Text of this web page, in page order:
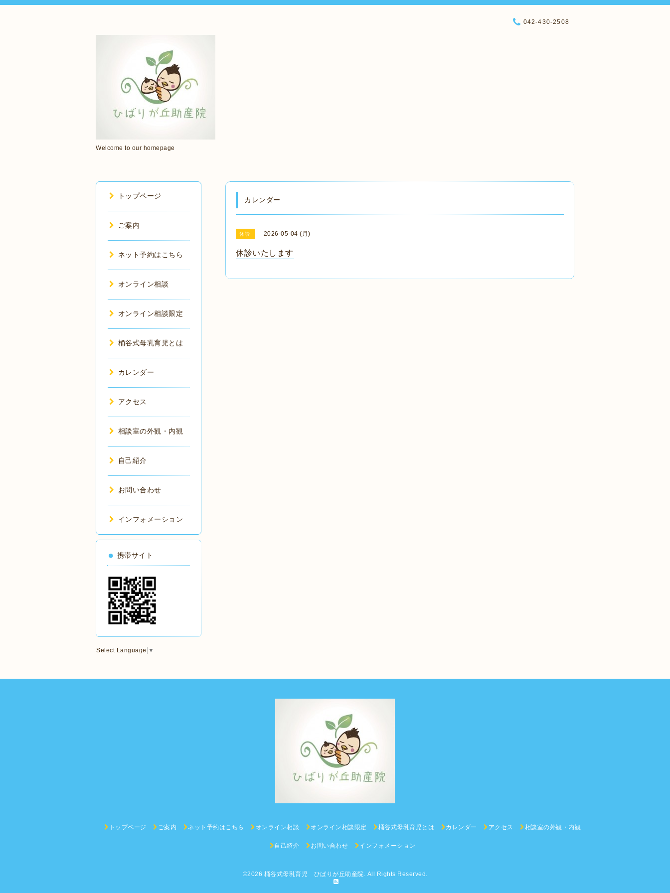
Welcome to our homepage
042-430-2508
カレンダー
休診 2026-05-04 (月)
休診いたします
トップページ
ご案内
ネット予約はこちら
オンライン相談
オンライン相談限定
桶谷式母乳育児とは
カレンダー
アクセス
相談室の外観・内観
自己紹介
お問い合わせ
インフォメーション
携帯サイト
Select Language ▼
トップページ ご案内 ネット予約はこちら オンライン相談 オンライン相談限定 桶谷式母乳育児とは カレンダー アクセス 相談室の外観・内観
自己紹介 お問い合わせ インフォメーション
©2026 桶谷式母乳育児 ひばりが丘助産院. All Rights Reserved.